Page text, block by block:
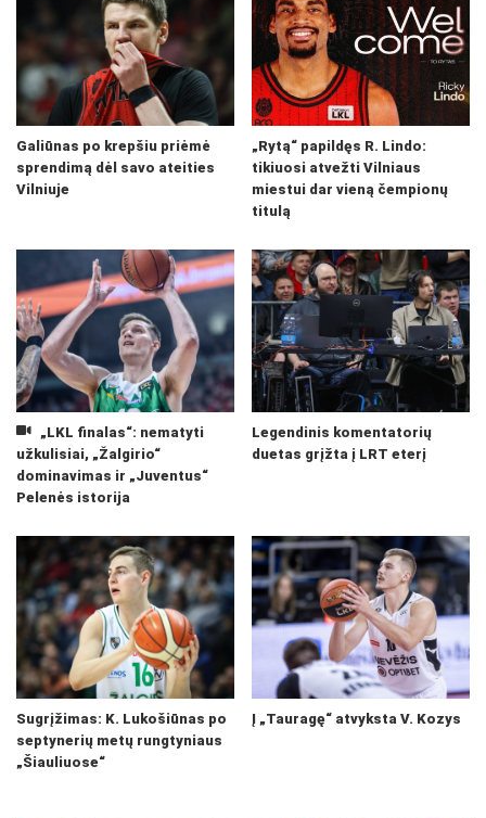
Galiūnas po krepšiu priėmė
sprendimą dėl savo ateities
Vilniuje
„Rytą“ papildęs R. Lindo:
tikiuosi atvežti Vilniaus
miestui dar vieną čempionų
titulą
„LKL finalas“: nematyti
užkulisiai, „Žalgirio“
dominavimas ir „Juventus“
Pelenės istorija
Legendinis komentatorių
duetas grįžta į LRT eterį
Sugrįžimas: K. Lukošiūnas po
septynerių metų rungtyniaus
„Šiauliuose“
Į „Tauragę“ atvyksta V. Kozys